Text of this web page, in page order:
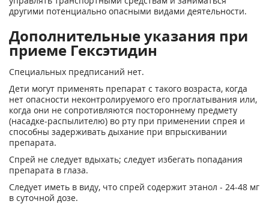
другими потенциально опасными видами деятельности.
Дополнительные указания при
приеме Гексэтидин
Специальных предписаний нет.
Дети могут применять препарат с такого возраста, когда
нет опасности неконтролируемого его проглатывания или,
когда они не сопротивляются постороннему предмету
(насадке-распылителю) во рту при применении спрея и
способны задерживать дыхание при впрыскивании
препарата.
Спрей не следует вдыхать; следует избегать попадания
препарата в глаза.
Следует иметь в виду, что спрей содержит этанол - 24-48 мг
в суточной дозе.